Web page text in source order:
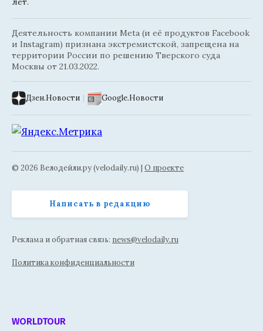
Деятельность компании Meta (и её продуктов Facebook
и Instagram) признана экстремистской, запрещена на
территории России по решению Тверского суда
Москвы от 21.03.2022.
Дзен.Новости | Google.Новости
© 2026 Велодейли.ру (velodaily.ru) | О проекте
Написать в редакцию
Реклама и обратная связь: news@velodaily.ru
Политика конфиденциальности
WORLDTOUR